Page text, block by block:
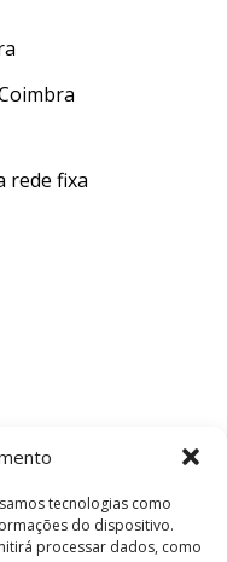
tecnologias como
do dispositivo.
processar dados, como
rede fixa